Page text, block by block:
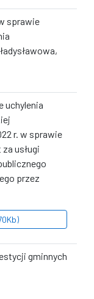
sprawie
uchylenia
r. w sprawie
usługi
przez
gminnych